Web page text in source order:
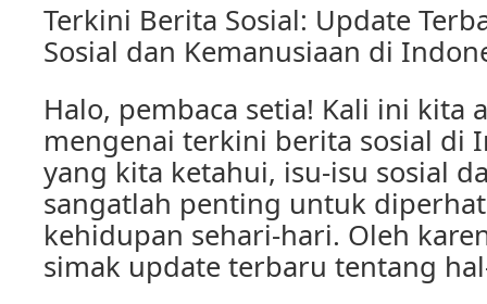
Terkini Berita Sosial: Update
Sosial dan Kemanusiaan di
Halo, pembaca setia! Kali ini kita
mengenai terkini berita sosial di
yang kita ketahui, isu-isu sosial
sangatlah penting untuk
kehidupan sehari-hari. Oleh
simak update terbaru tentang